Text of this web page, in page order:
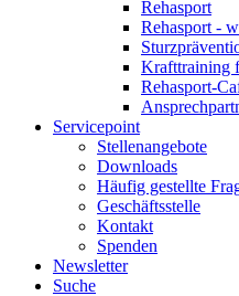
Rehasport
Rehasport -
Krafttraining
Rehasport-
Servicepoint
Stellenangebote
Downloads
Häufig gestellte
Geschäftsstelle
Kontakt
Spenden
Newsletter
Suche